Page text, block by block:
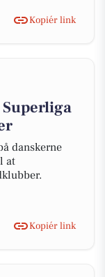
Kopiér link
danskerne
at
Kopiér link